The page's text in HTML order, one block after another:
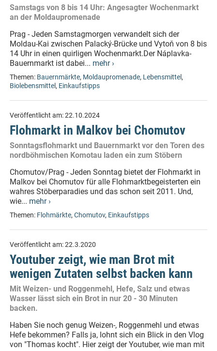
Samstags von 8 bis 14 Uhr: Angesagter Wochenmarkt
an der Moldaupromenade
Prag - Jeden Samstagmorgen verwandelt sich der
Moldau-Kai zwischen Palacký-Brücke und Vytoň von 8 bis
14 Uhr in einen quirligen Wochenmarkt.Der Náplavka-
Bauernmarkt ist dabei... mehr ›
Themen: Bauernmärkte, Moldaupromenade, Lebensmittel,
Biolebensmittel, Einkaufstipps
Veröffentlicht am:22.10.2024
Flohmarkt in Malkov bei Chomutov
Sonntagsflohmarkt und Bauernmarkt vor den Toren des
nordböhmischen Komotau laden ein zum Stöbern
Chomutov/Prag - Jeden Sonntag bietet der Flohmarkt in
Malkov bei Chomutov für alle Flohmarktbegeisterten ein
wahres Stöberparadies und das schon seit 2011. Und,
wie... mehr ›
Themen: Flohmärkte, Chomutov, Einkaufstipps
Veröffentlicht am:22.3.2020
Youtuber zeigt, wie man Brot mit
wenigen Zutaten selbst backen kann
Mit Weizen- und Roggenmehl, Hefe, Salz und etwas
Wasser lässt sich ein Brot in nur 20 - 30 Minuten
backen.
Haben Sie noch genug Weizen-, Roggenmehl und etwas
Hefe bekommen? Falls ja, lohnt sich ein Blick in den Vlog
von "Thomas kocht". Hier zeigt der Youtuber, wie man mit